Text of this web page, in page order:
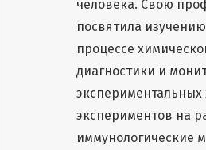
человека. Свою
посвятила
процессе
диагностики и
экспериментов на
иммунологические